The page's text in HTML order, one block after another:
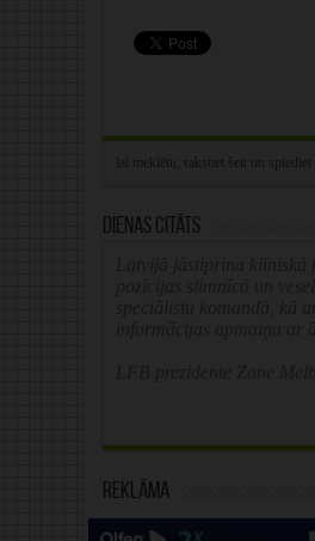
Dienas citāts
Reklāma